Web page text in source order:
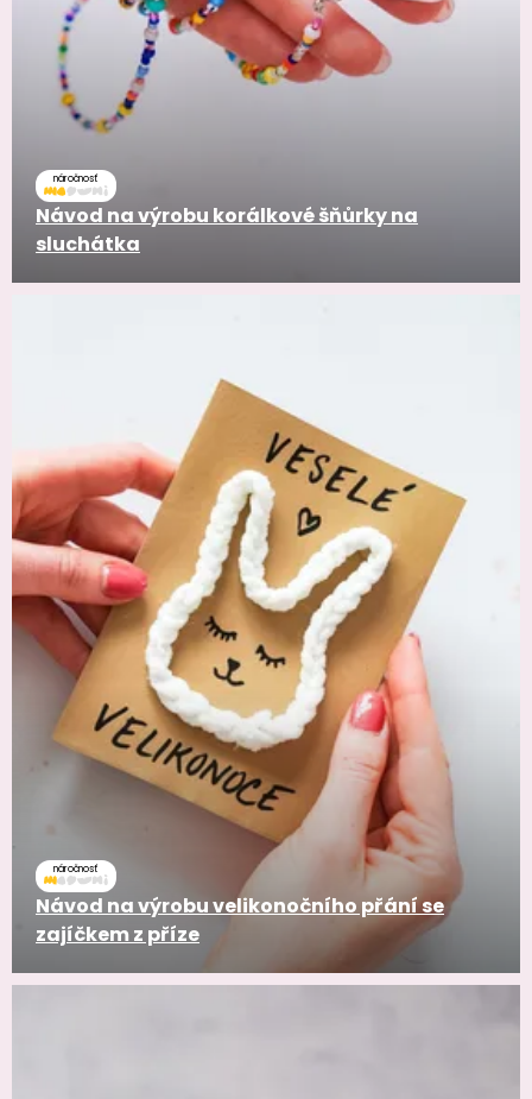
náročnosť
Návod na výrobu korálkové šňůrky na
sluchátka
náročnosť
Návod na výrobu velikonočního přání se
zajíčkem z příze